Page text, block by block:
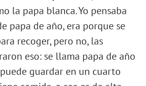
la papa blanca. Yo pensaba
papa de año, era porque se
recoger, pero no, las
eso: se llama papa de año
guardar en un cuarto